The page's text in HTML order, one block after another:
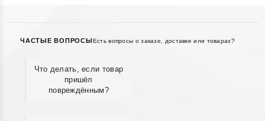
ЧАСТЫЕ ВОПРОСЫ Есть вопросы о заказе, доставке или товарах?
Что делать, если товар
пришёл
повреждённым?